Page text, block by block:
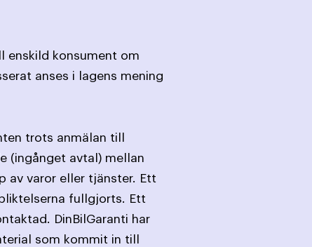
enskild konsument om
anses i lagens mening
trots anmälan till
(ingånget avtal) mellan
av varor eller tjänster. Ett
fullgjorts. Ett
DinBilGaranti har
som kommit in till